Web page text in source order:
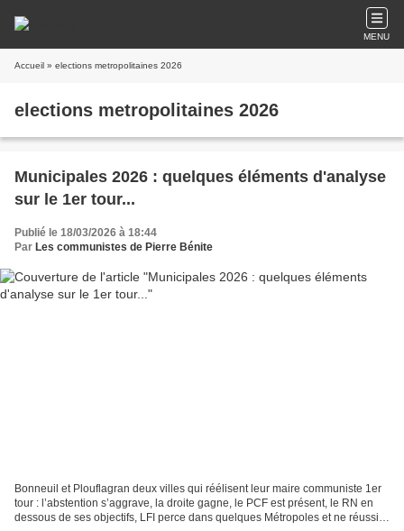
MENU
Accueil » elections metropolitaines 2026
elections metropolitaines 2026
Municipales 2026 : quelques éléments d'analyse
sur le 1er tour...
Publié le 18/03/2026 à 18:44
Par Les communistes de Pierre Bénite
Bonneuil et Plouflagran deux villes qui réélisent leur maire communiste 1er
tour : l’abstention s’aggrave, la droite gagne, le PCF est présent, le RN en
dessous de ses objectifs, LFI perce dans quelques Métropoles et ne réussit